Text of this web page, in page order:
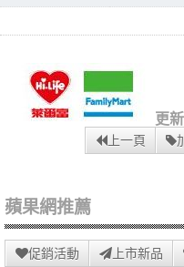
更
上一頁
蘋果網推薦
促銷活動 上市新品